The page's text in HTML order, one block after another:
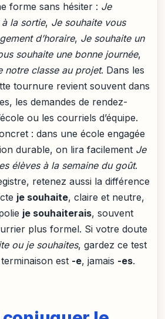
forme sans hésiter : Je
la sortie, Je souhaite vous
d’horaire, Je souhaite un
souhaite une bonne journée,
notre classe au projet. Dans les
tournure revient souvent dans
les demandes de rendez-
ou les courriels d’équipe.
: dans une école engagée
durable, on lira facilement Je
élèves à la semaine du goût.
retenez aussi la différence
je souhaite, claire et neutre,
je souhaiterais, souvent
plus formel. Si votre doute
ou je souhaites, gardez ce test
est -e, jamais -es.